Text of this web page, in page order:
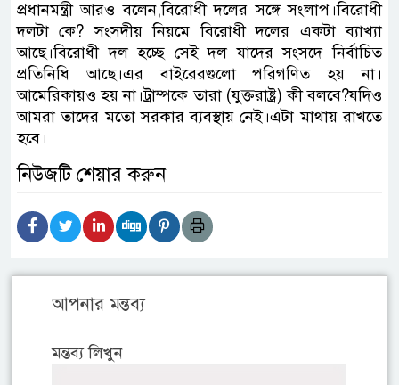
প্রধানমন্ত্রী আরও বলেন,বিরোধী দলের সঙ্গে সংলাপ।বিরোধী
দলটা কে? সংসদীয় নিয়মে বিরোধী দলের একটা ব্যাখ্যা
আছে।বিরোধী দল হচ্ছে সেই দল যাদের সংসদে নির্বাচিত
প্রতিনিধি আছে।এর বাইরেরগুলো পরিগণিত হয় না।
আমেরিকায়ও হয় না।ট্রাম্পকে তারা (যুক্তরাষ্ট্র) কী বলবে?যদিও
আমরা তাদের মতো সরকার ব্যবস্থায় নেই।এটা মাথায় রাখতে
হবে।
নিউজটি শেয়ার করুন
আপনার মন্তব্য
মন্তব্য লিখুন